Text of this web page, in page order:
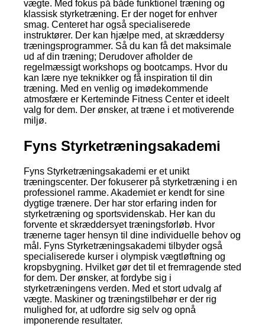
vægte. Med fokus på både funktionel træning og
klassisk styrketræning. Er der noget for enhver
smag. Centeret har også specialiserede
instruktører. Der kan hjælpe med, at skræddersy
træningsprogrammer. Så du kan få det maksimale
ud af din træning; Derudover afholder de
regelmæssigt workshops og bootcamps. Hvor du
kan lære nye teknikker og få inspiration til din
træning. Med en venlig og imødekommende
atmosfære er Kerteminde Fitness Center et ideelt
valg for dem. Der ønsker, at træne i et motiverende
miljø.
Fyns Styrketræningsakademi
Fyns Styrketræningsakademi er et unikt
træningscenter. Der fokuserer på styrketræning i en
professionel ramme. Akademiet er kendt for sine
dygtige trænere. Der har stor erfaring inden for
styrketræning og sportsvidenskab. Her kan du
forvente et skræddersyet træningsforløb. Hvor
trænerne tager hensyn til dine individuelle behov og
mål. Fyns Styrketræningsakademi tilbyder også
specialiserede kurser i olympisk vægtløftning og
kropsbygning. Hvilket gør det til et fremragende sted
for dem. Der ønsker, at fordybe sig i
styrketræningens verden. Med et stort udvalg af
vægte. Maskiner og træningstilbehør er der rig
mulighed for, at udfordre sig selv og opnå
imponerende resultater.